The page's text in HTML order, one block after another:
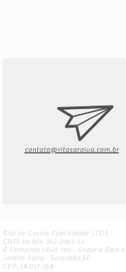
contato@ritasaraiva.com.br
Rita de Cassia Publicidade LTDA
CNPJ 46.954.362.0001-12
R Fernando silva 190 - Andar 6 Sala
Jardim Astro - Sorocaba SP
CEP: 18.017-158